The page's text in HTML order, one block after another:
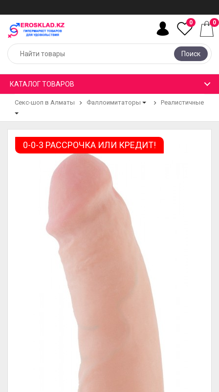
Поиск
0 0
КАТАЛОГ ТОВАРОВ
Секс-шоп в Алматы Фаллоимитаторы Реалистичные
0-0-3 РАССРОЧКА ИЛИ КРЕДИТ!